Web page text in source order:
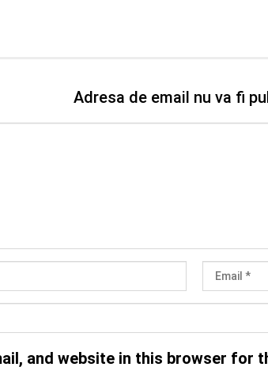
Adresa de email nu va fi
and website in this browser for